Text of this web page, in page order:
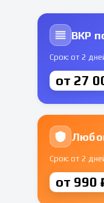
ВКР
Срок: от 2
от 27
Срок: от 2
от 990